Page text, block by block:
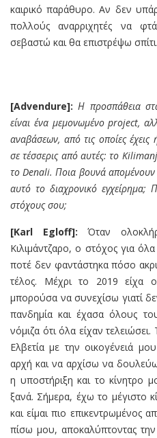
καιρικό παράθυρο. Αν δεν
πολλούς αναρριχητές να
σεβαστώ και θα επιστρέψω σπίτι.
[Advendure]: Η προσπάθεια στ
είναι ένα μεμονωμένο project,
αναβάσεων, από τις οποίες
σε τέσσερις από αυτές: το
το Denali. Ποια βουνά
αυτό το διαχρονικό εγχείρημα;
στόχους σου;
[Karl Egloff]: Όταν
Κιλιμάντζαρο, ο στόχος για
ποτέ δεν φαντάστηκα πόσο
τέλος. Μέχρι το 2019 είχα
μπορούσα να συνεχίσω γιατί
πανδημία και έχασα όλους
νόμιζα ότι όλα είχαν
Ελβετία με την οικογένειά
αρχή και να αρχίσω να
η υποστήριξη και το κίνητρο
ξανά. Σήμερα, έχω το μέγιστο
και είμαι πιο επικεντρωμένος
πίσω μου, αποκαλύπτοντας